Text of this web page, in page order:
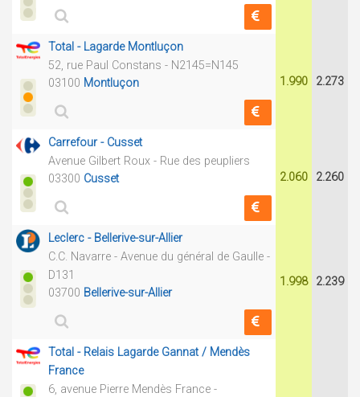
Total - Lagarde Montluçon
52, rue Paul Constans - N2145=N145
03100 Montluçon 1.990 2.273
Carrefour - Cusset
Avenue Gilbert Roux - Rue des peupliers
03300 Cusset 2.060 2.260
Leclerc - Bellerive-sur-Allier
C.C. Navarre - Avenue du général de Gaulle -
D131
03700 Bellerive-sur-Allier
1.998 2.239
Total - Relais Lagarde Gannat / Mendès
France
6, avenue Pierre Mendès France -